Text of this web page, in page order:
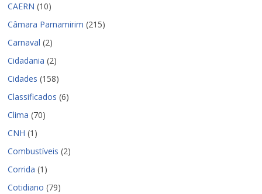
CAERN (10)
Câmara Parnamirim (215)
Carnaval (2)
Cidadania (2)
Cidades (158)
Classificados (6)
Clima (70)
CNH (1)
Combustíveis (2)
Corrida (1)
Cotidiano (79)